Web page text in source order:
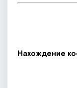
Нахождение